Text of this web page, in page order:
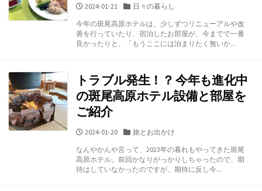
公
日
2024-01-21
カ
ゴ
リ
ー
日々の暮らし
今年の斑尾高原ホテルは、少しずつリニューアルや改
善を行っていたり、宿泊したお部屋が、今までで一番
良かったりと、「もうここには泊まりたく無いか...
トラブル発生！？ 今年も進化中
の斑尾高原ホテル設備と部屋を
ご紹介
公
日
2024-01-20
カ
ゴ
リ
ー
旅とお出かけ
なんやかんや言って、2023年の暮れもやってきた斑尾
高原ホテル。前回かなりがっかりしちゃったので、期
待はしていなかったのですが、期待に反し今...